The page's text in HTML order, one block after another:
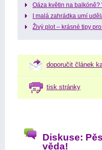
Oáza květin na balkóně?
I malá zahrádka umí
Živý plot – krásné tipy
doporučit článek
tisk stránky
Diskuse:
věda!